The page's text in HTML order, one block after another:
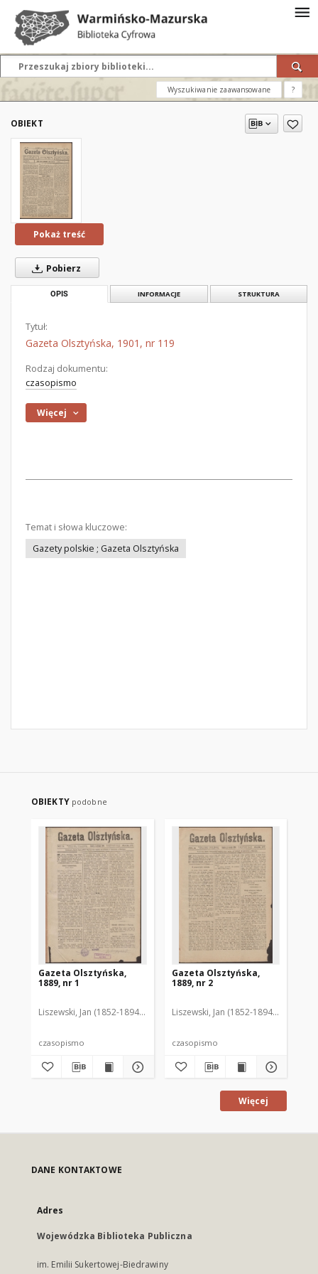
Wyszukiwanie zaawansowane ?
OBIEKT
Pokaż treść
Pobierz
OPIS INFORMACJE STRUKTURA
Tytuł:
Gazeta Olsztyńska, 1901, nr 119
Rodzaj dokumentu:
czasopismo
Więcej
Temat i słowa kluczowe:
Gazety polskie ; Gazeta Olsztyńska
OBIEKTY podobne
Gazeta Olsztyńska,
1889, nr 1
Liszewski, Jan (1852-1894). Red.
czasopismo
Gazeta Olsztyńska,
1889, nr 2
Liszewski, Jan (1852-1894). Red.
czasopismo
Więcej
DANE KONTAKTOWE
Adres
Wojewódzka Biblioteka Publiczna
im. Emilii Sukertowej-Biedrawiny